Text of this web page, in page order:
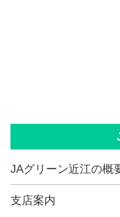
JAグリーン近江の概
支店案内